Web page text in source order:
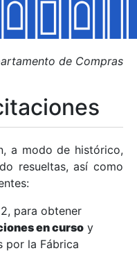
de Compras
a modo de histórico,
resueltas, así como
para obtener
en curso y
por la Fábrica